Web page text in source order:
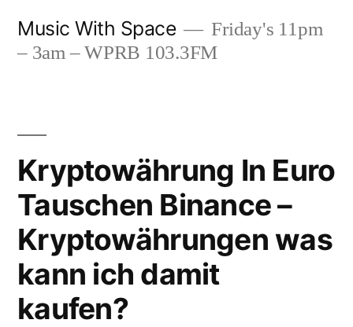
Music With Space
Friday's 11pm
– 3am – WPRB 103.3FM
Kryptowährung In Euro
Tauschen Binance –
Kryptowährungen was
kann ich damit
kaufen?